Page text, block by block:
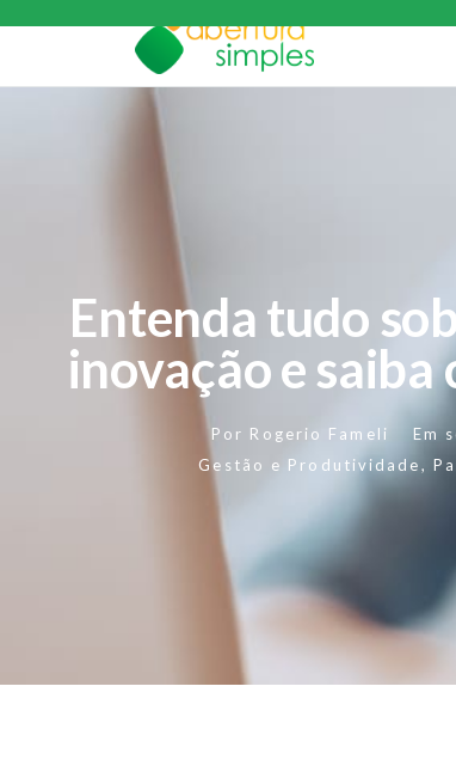
Entenda tudo
inovação e
Por Rogerio Fameli Em
Gestão e Produtividade,